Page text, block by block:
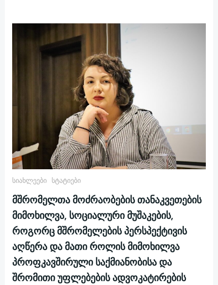
Სიახლეები Სტატიები
მშრომელთა მოძრაობების თანაკვეთების
მიმოხილვა, სოციალური მუშაკების,
როგორც მშრომელების პერსპექტივის
აღწერა და მათი როლის მიმოხილვა
პროფკავშირული საქმიანობისა და
შრომითი უფლებების ადვოკატირების